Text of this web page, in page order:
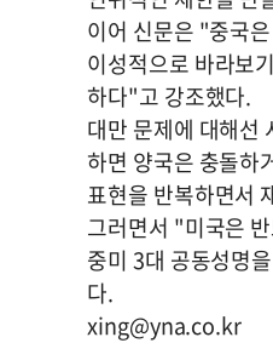
이어 신문은 "중국
이성적으로 바라보
하다"고 강조했다.
대만 문제에 대해선
하면 양국은 충돌하
표현을 반복하면서
그러면서 "미국은
중미 3대 공동성명
다.
xing@yna.co.kr